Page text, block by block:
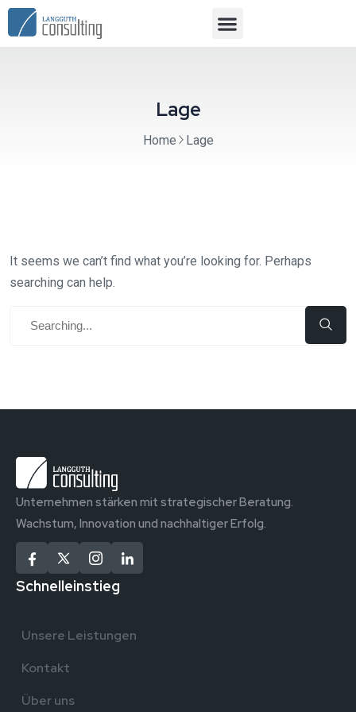
Lage
Home Lage
It seems we can’t find what you’re looking for. Perhaps
searching can help.
Unternehmen stärken mit strategischer Beratung.
Wachstum, Innovation und nachhaltiger Erfolg.
Schnelleinstieg
Unsere Leistungen
Kontakt
Über uns